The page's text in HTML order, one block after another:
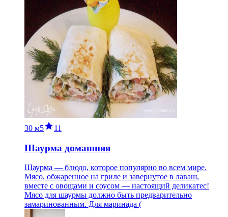
30 м5 11
Шаурма домашняя
Шаурма — блюдо, которое популярно во всем мире.
Мясо, обжаренное на гриле и завернутое в лаваш,
вместе с овощами и соусом — настоящий деликатес!
Мясо для шаурмы должно быть предварительно
замаринованным. Для маринада (